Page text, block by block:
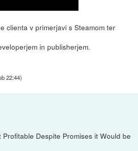
clienta v primerjavi s Steamom ter
in publisherjem.
22:44)
Despite Promises it Would be